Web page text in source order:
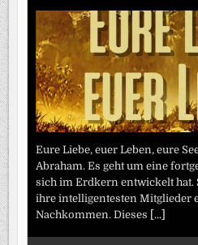
Eure Liebe, euer Leben, eure
Abraham. Es geht um eine
sich im Erdkern entwickelt hat.
ihre intelligentesten Mitglieder
Nachkommen. Dieses [...]